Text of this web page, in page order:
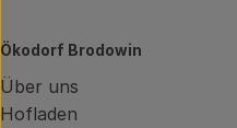
Ökodorf Brodowin
Über uns
Hofladen